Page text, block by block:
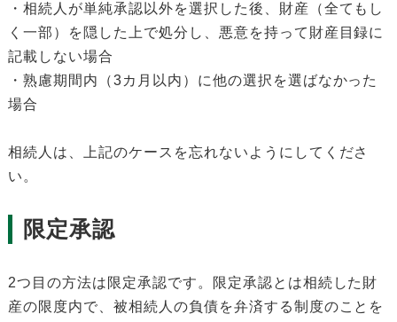
・相続人が単純承認以外を選択した後、財産（全てもし
く一部）を隠した上で処分し、悪意を持って財産目録に
記載しない場合
・熟慮期間内（3カ月以内）に他の選択を選ばなかった
場合
相続人は、上記のケースを忘れないようにしてくださ
い。
限定承認
2つ目の方法は限定承認です。限定承認とは相続した財
産の限度内で、被相続人の負債を弁済する制度のことを